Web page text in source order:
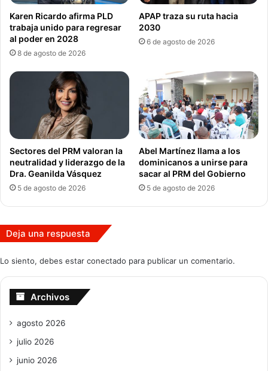
Karen Ricardo afirma PLD
trabaja unido para regresar
al poder en 2028
8 de agosto de 2026
APAP traza su ruta hacia
2030
6 de agosto de 2026
Sectores del PRM valoran la
neutralidad y liderazgo de la
Dra. Geanilda Vásquez
5 de agosto de 2026
Abel Martínez llama a los
dominicanos a unirse para
sacar al PRM del Gobierno
5 de agosto de 2026
Deja una respuesta
Lo siento, debes estar conectado para publicar un comentario.
Archivos
agosto 2026
julio 2026
junio 2026